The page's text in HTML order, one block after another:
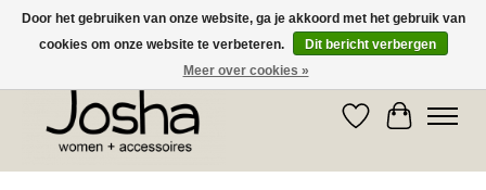
GRATIS OPHALEN IN DE WINKEL EN GRATIS VERZENDING VANAF € 75,00
Verlanglijst
Door het gebruiken van onze website, ga je akkoord met het gebruik van
cookies om onze website te verbeteren.
Dit bericht verbergen
Meer over cookies »